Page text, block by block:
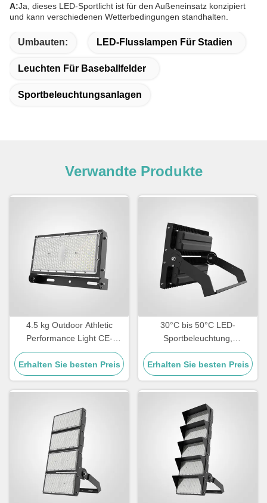
A:Ja, dieses LED-Sportlicht ist für den Außeneinsatz konzipiert
und kann verschiedenen Wetterbedingungen standhalten.
Umbauten: LED-Flusslampen Für Stadien
Leuchten Für Baseballfelder
Sportbeleuchtungsanlagen
Verwandte Produkte
4.5 kg Outdoor Athletic
Performance Light CE-
zertifizierte dauerhafte
Beleuchtungslösung für
Sportanlagen und
Trainingsfelder
Erhalten Sie besten Preis
30°C bis 50°C LED-
Sportbeleuchtung,
elektrostatische
Polyesterpulverbeschichtung
, robustes Gehäuse, 4,5 kg
Gewicht, für
Sportplatzbeleuchtung
konzipiert
Erhalten Sie besten Preis